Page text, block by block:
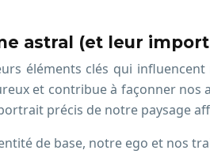
astral (et leur
éléments clés qui
et contribue à façonner
précis de notre paysage
de base, notre ego et nos